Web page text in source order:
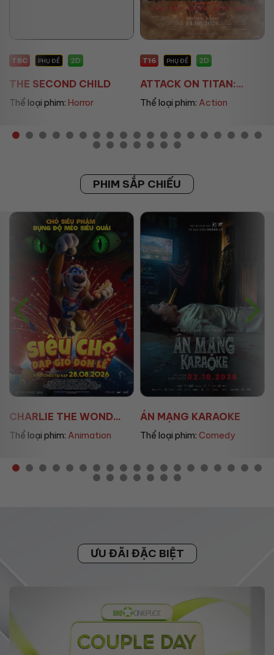
TBC PHỤ ĐỀ 2D
THE SECOND CHILD
Thể loại phim:Horror
T16 PHỤ ĐỀ 2D
ATTACK ON TITAN:...
Thể loại phim:Action
PHIM SẮP CHIẾU
CHARLIE THE WOND...
Thể loại phim: Animation
ÁN MẠNG KARAOKE
Thể loại phim: Comedy
ƯU ĐÃI ĐẶC BIỆT